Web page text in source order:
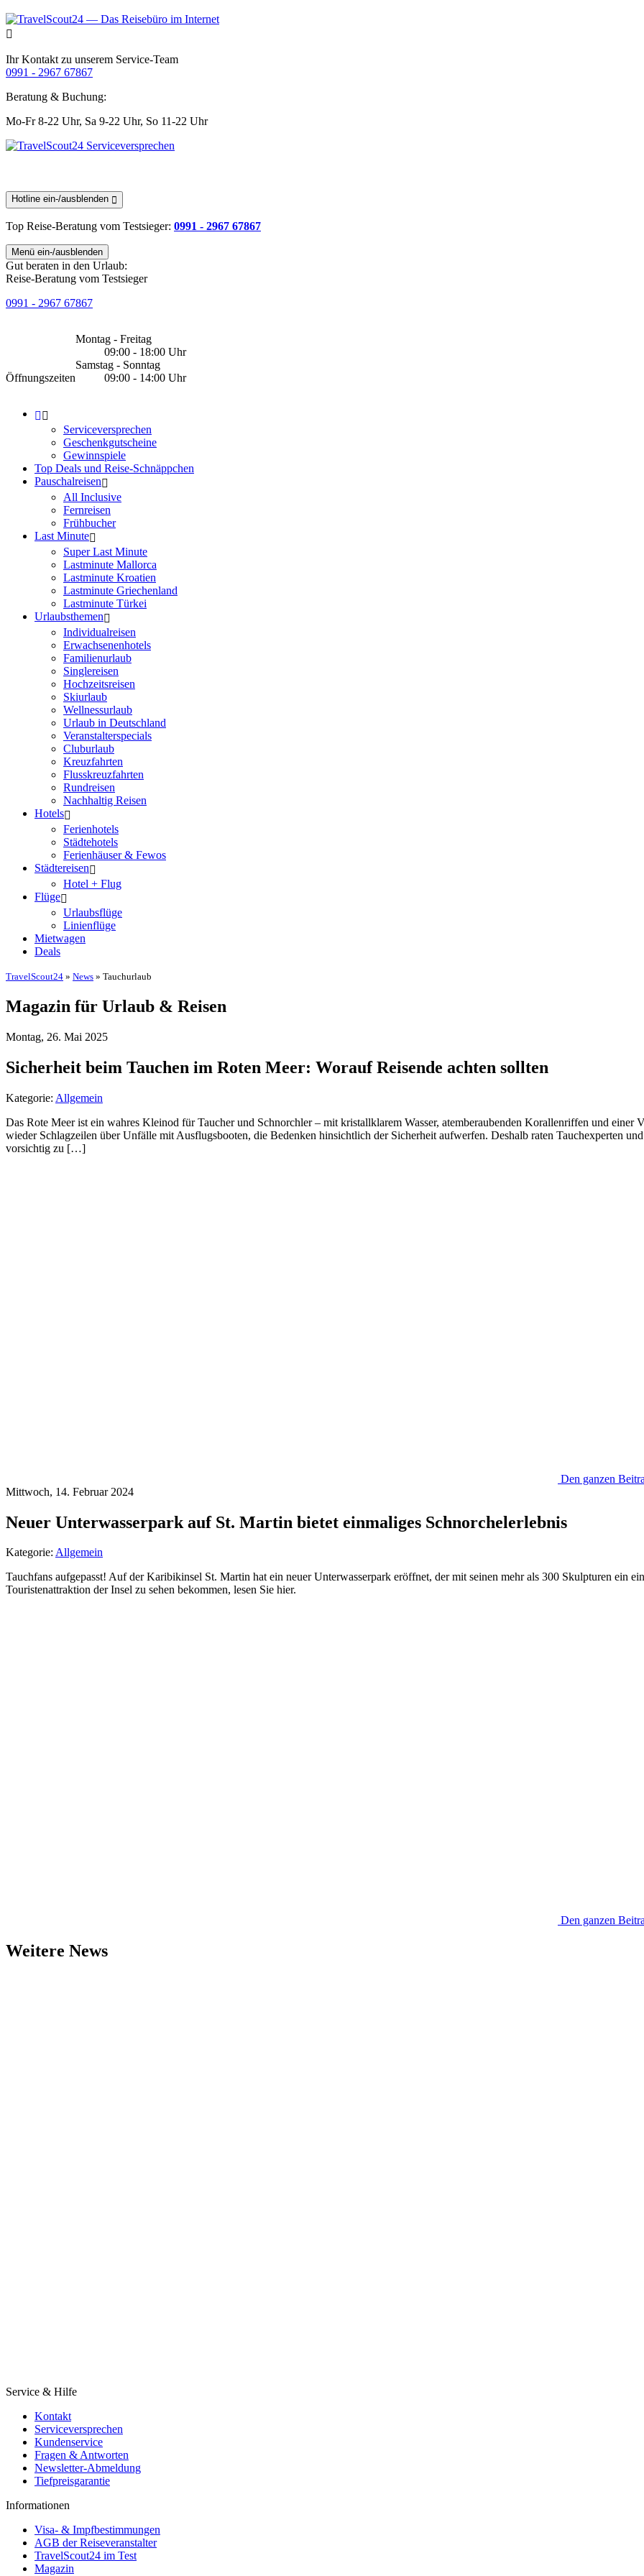
Ihr Kontakt zu unserem Service-Team
0991 - 2967 67867
Beratung & Buchung:
Mo-Fr 8-22 Uhr, Sa 9-22 Uhr, So 11-22 Uhr
Hotline ein-/ausblenden
Top Reise-Beratung vom Testsieger: 0991 - 2967 67867
Menü ein-/ausblenden
Gut beraten in den Urlaub:
Reise-Beratung vom Testsieger
0991 - 2967 67867
Öffnungszeiten
Montag - Freitag
09:00 - 18:00 Uhr
Samstag - Sonntag
09:00 - 14:00 Uhr
Serviceversprechen
Geschenkgutscheine
Gewinnspiele
Top Deals und Reise-Schnäppchen
Pauschalreisen
All Inclusive
Fernreisen
Frühbucher
Last Minute
Super Last Minute
Lastminute Mallorca
Lastminute Kroatien
Lastminute Griechenland
Lastminute Türkei
Urlaubsthemen
Individualreisen
Erwachsenenhotels
Familienurlaub
Singlereisen
Hochzeitsreisen
Skiurlaub
Wellnessurlaub
Urlaub in Deutschland
Veranstalterspecials
Cluburlaub
Kreuzfahrten
Flusskreuzfahrten
Rundreisen
Nachhaltig Reisen
Hotels
Ferienhotels
Städtehotels
Ferienhäuser & Fewos
Städtereisen
Hotel + Flug
Flüge
Urlaubsflüge
Linienflüge
Mietwagen
Deals
TravelScout24 » News » Tauchurlaub
Magazin für Urlaub & Reisen
Montag, 26. Mai 2025
Sicherheit beim Tauchen im Roten Meer: Worauf Reisende achten sollten
Kategorie: Allgemein
Das Rote Meer ist ein wahres Kleinod für Taucher und Schnorchler – mit kristallklarem Wasser, atemberaubenden Korallenriffen und einer
wieder Schlagzeilen über Unfälle mit Ausflugsbooten, die Bedenken hinsichtlich der Sicherheit aufwerfen. Deshalb raten Tauchexperten
vorsichtig zu […]
Den ganzen
Mittwoch, 14. Februar 2024
Neuer Unterwasserpark auf St. Martin bietet einmaliges Schnorchelerlebnis
Kategorie: Allgemein
Tauchfans aufgepasst! Auf der Karibikinsel St. Martin hat ein neuer Unterwasserpark eröffnet, der mit seinen mehr als 300 Skulpturen ein
Touristenattraktion der Insel zu sehen bekommen, lesen Sie hier.
Den ganzen
Weitere News
Service & Hilfe
Kontakt
Serviceversprechen
Kundenservice
Fragen & Antworten
Newsletter-Abmeldung
Tiefpreisgarantie
Informationen
Visa- & Impfbestimmungen
AGB der Reiseveranstalter
TravelScout24 im Test
Magazin